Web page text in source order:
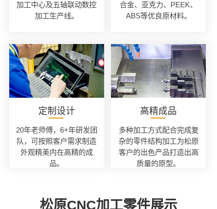
加工中心及五轴联动数控
加工生产线。
合金、亚克力、PEEK、
ABS等优良原材料。
定制设计
20年老师傅，6+年研发团
队，可按照客户需求制造
外观精美内在高精的成
品。
高精成品
多种加工方式配合完成复
杂的零件结构加工为松原
客户的出色产品打造出高
质量的原型。
松原CNC加工零件展示